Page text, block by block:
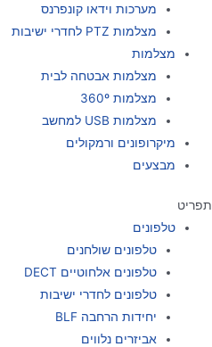
מערכות וידאו קונפרנס
מצלמות PTZ לחדרי ישיבות
מצלמות
מצלמות אבטחה לבית
מצלמות 360º
מצלמות USB למחשב
מיקרופונים ורמקולים
מבצעים
תפריט
טלפונים
טלפונים שולחנים
טלפונים אלחוטיים DECT
טלפונים לחדרי ישיבות
יחידות הרחבה BLF
אביזרים נלווים